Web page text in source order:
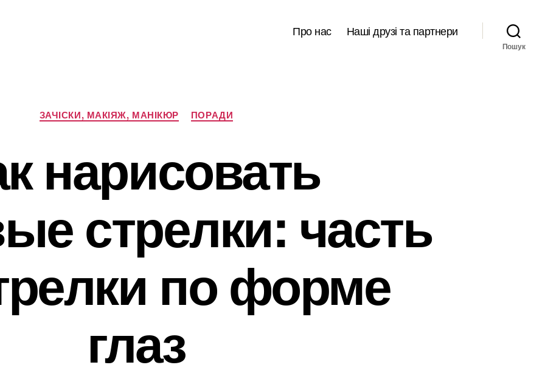
Про нас Наші друзі та партнери
Пошук
Категорії
ЗАЧІСКИ, МАКІЯЖ, МАНІКЮР ПОРАДИ
нарисовать
стрелки: часть
по форме
глаз